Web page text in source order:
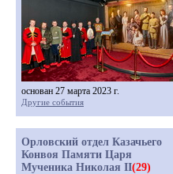
основан 27 марта 2023 г.
Другие события
Орловский отдел Казачьего
Конвоя Памяти Царя
Мученика Николая II(29)